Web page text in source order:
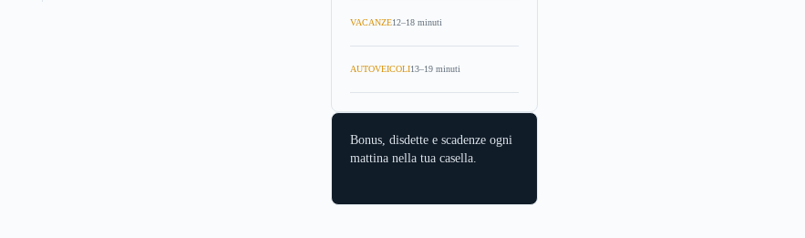
VACANZE12–18 minuti
AUTOVEICOLI13–19 minuti
Bonus, disdette e scadenze ogni
mattina nella tua casella.